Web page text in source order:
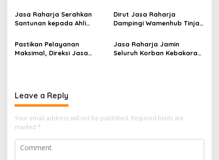
Hadirkan Pelayanan
Maksimal Kepada
masyarakat
Jasa Raharja Serahkan
Santunan kepada Ahli
KM Mutiara Sentosa II
Dirut Jasa Raharja
Dampingi Wamenhub Tinjau
Mutiara Sentosa II di RS
PHC Surabaya
Pastikan Pelayanan
Maksimal, Direksi Jasa
Jasa Raharja Jamin
Seluruh Korban Kebakaran
Leave a Reply
Your email address will not be published. Required fields are
marked *